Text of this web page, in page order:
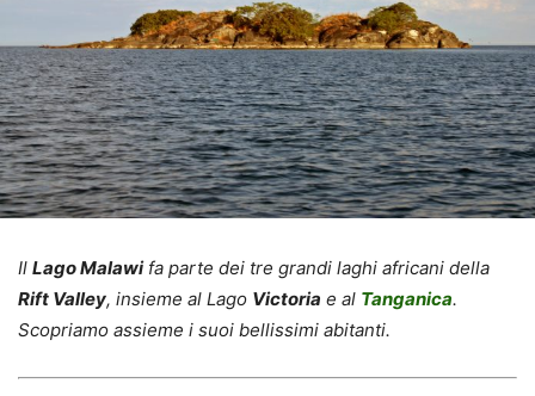
Il Lago Malawifa parte dei tre grandi laghi africani della
Rift Valley, insieme al Lago Victoria e al Tanganica.
Scopriamo assieme i suoi bellissimi abitanti.